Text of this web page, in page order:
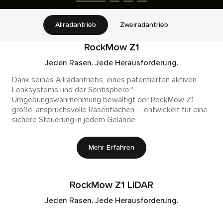
Allradantrieb Zweiradantrieb
RockMow Z1
Jeden Rasen. Jede Herausforderung.
Dank seines Allradantriebs, eines patentierten aktiven
Lenksystems und der Sentisphere™-
Umgebungswahrnehmung bewältigt der RockMow Z1
große, anspruchsvolle Rasenflächen – entwickelt für eine
sichere Steuerung in jedem Gelände.
Mehr Erfahren
RockMow Z1 LiDAR
Jeden Rasen. Jede Herausforderung.